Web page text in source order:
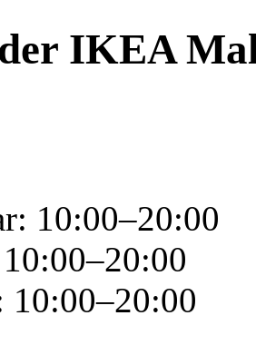
IKEA
10:00–20:00
10:00–20:00
10:00–20:00